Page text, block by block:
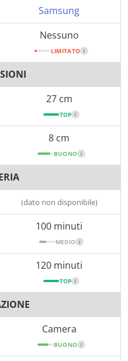
Samsung
Nessuno
LIMITATO i
27 cm
TOP i
8 cm
BUONO i
(dato non disponibile)
100 minuti
MEDIO i
120 minuti
TOP i
Camera
BUONO i